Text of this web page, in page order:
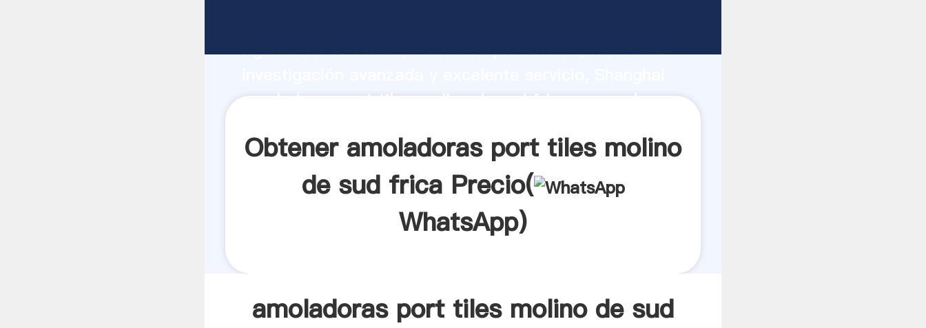
Agarrando fuerte capacidad de producción, fuerza de
amoladoras port tiles molino de sud frica proveedor
Obtener amoladoras port tiles molino
de sud frica Precio(
WhatsApp)
amoladoras port tiles molino de sud